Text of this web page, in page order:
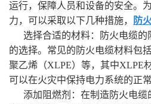
运行，保障人员和设备的安全。
力，可以采取以下几种措施，
防
选择合适的材料：防火电缆
的选择。常见的防火电缆材料包
聚乙烯（XLPE）等，其中XLPE
可以在火灾中保持电力系统的正常
添加阻燃剂：在制造防火电